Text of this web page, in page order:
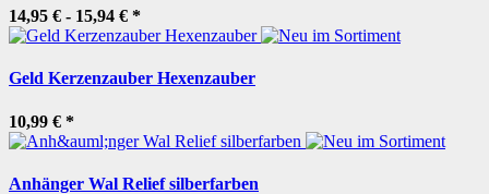
14,95 € - 15,94 € *
Geld Kerzenzauber Hexenzauber
10,99 € *
Anhänger Wal Relief silberfarben